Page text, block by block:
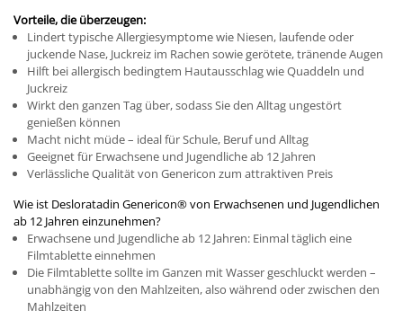
Vorteile, die überzeugen:
Lindert typische Allergiesymptome wie Niesen, laufende oder
juckende Nase, Juckreiz im Rachen sowie gerötete, tränende Augen
Hilft bei allergisch bedingtem Hautausschlag wie Quaddeln und
Juckreiz
Wirkt den ganzen Tag über, sodass Sie den Alltag ungestört
genießen können
Macht nicht müde – ideal für Schule, Beruf und Alltag
Geeignet für Erwachsene und Jugendliche ab 12 Jahren
Verlässliche Qualität von Genericon zum attraktiven Preis
Wie ist Desloratadin Genericon® von Erwachsenen und Jugendlichen
ab 12 Jahren einzunehmen?
Erwachsene und Jugendliche ab 12 Jahren: Einmal täglich eine
Filmtablette einnehmen
Die Filmtablette sollte im Ganzen mit Wasser geschluckt werden –
unabhängig von den Mahlzeiten, also während oder zwischen den
Mahlzeiten